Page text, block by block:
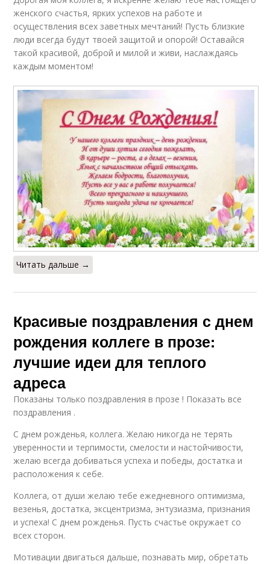
женского счастья, ярких успехов на работе и
осуществления всех заветных мечтаний! Пусть близкие
люди всегда будут твоей защитой и опорой! Оставайся
такой красивой, доброй и милой и живи, наслаждаясь
каждым моментом!
Читать дальше →
Красивые поздравления с днем
рождения коллеге в прозе:
лучшие идеи для теплого
адреса
Показаны только поздравления в прозе ! Показать все
поздравления .
С днем рожденья, коллега. Желаю никогда не терять
уверенности и терпимости, смелости и настойчивости,
желаю всегда добиваться успеха и победы, достатка и
расположения к себе.
Коллега, от души желаю тебе ежедневного оптимизма,
везенья, достатка, эксцентризма, энтузиазма, признания
и успеха! С днем рожденья. Пусть счастье окружает со
всех сторон.
Мотивации двигаться дальше, познавать мир, обретать